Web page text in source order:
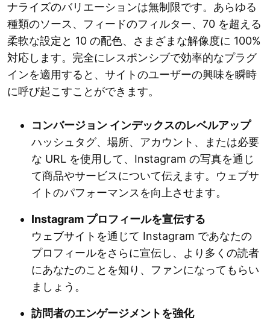
ナライズのバリエーションは無制限です。あらゆる
種類のソース、フィードのフィルター、70 を超える
柔軟な設定と 10 の配色、さまざまな解像度に 100%
対応します。完全にレスポンシブで効率的なプラグ
インを適用すると、サイトのユーザーの興味を瞬時
に呼び起こすことができます。
コンバージョン インデックスのレベルアップ
ハッシュタグ、場所、アカウント、または必要
な URL を使用して、Instagram の写真を通じ
て商品やサービスについて伝えます。ウェブサ
イトのパフォーマンスを向上させます。
Instagram プロフィールを宣伝する
ウェブサイトを通じて Instagram であなたの
プロフィールをさらに宣伝し、より多くの読者
にあなたのことを知り、ファンになってもらい
ましょう。
訪問者のエンゲージメントを強化